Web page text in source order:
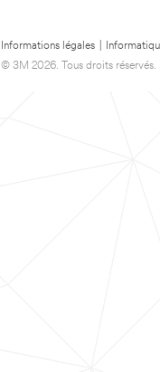
Informations légales
© 3M 2026. Tous droits réservés.